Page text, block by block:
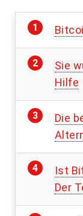
Sie
Hilfe
Die
Ist
Der